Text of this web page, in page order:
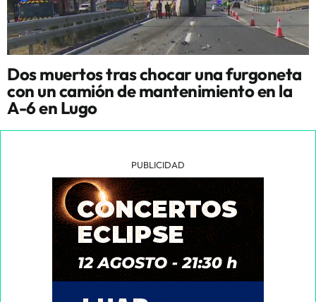
Dos muertos tras chocar una furgoneta
con un camión de mantenimiento en la
A-6 en Lugo
PUBLICIDAD